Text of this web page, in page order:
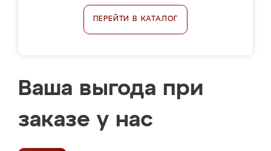
ПЕРЕЙТИ В КАТАЛОГ
Ваша выгода при
заказе у нас